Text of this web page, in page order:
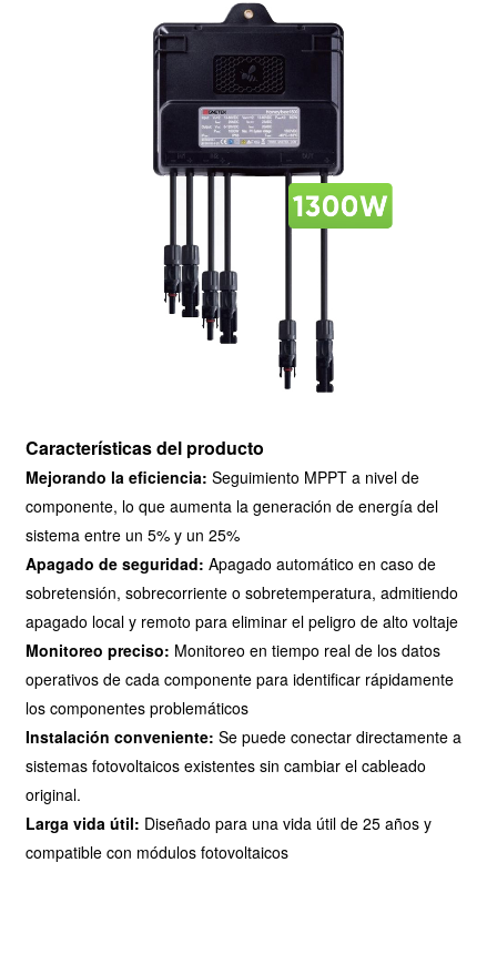
Características del producto
Mejorando la eficiencia: Seguimiento MPPT a nivel de
componente, lo que aumenta la generación de energía del
sistema entre un 5% y un 25%
Apagado de seguridad: Apagado automático en caso de
sobretensión, sobrecorriente o sobretemperatura, admitiendo
apagado local y remoto para eliminar el peligro de alto voltaje
Monitoreo preciso: Monitoreo en tiempo real de los datos
operativos de cada componente para identificar rápidamente
los componentes problemáticos
Instalación conveniente: Se puede conectar directamente a
sistemas fotovoltaicos existentes sin cambiar el cableado
original.
Larga vida útil: Diseñado para una vida útil de 25 años y
compatible con módulos fotovoltaicos